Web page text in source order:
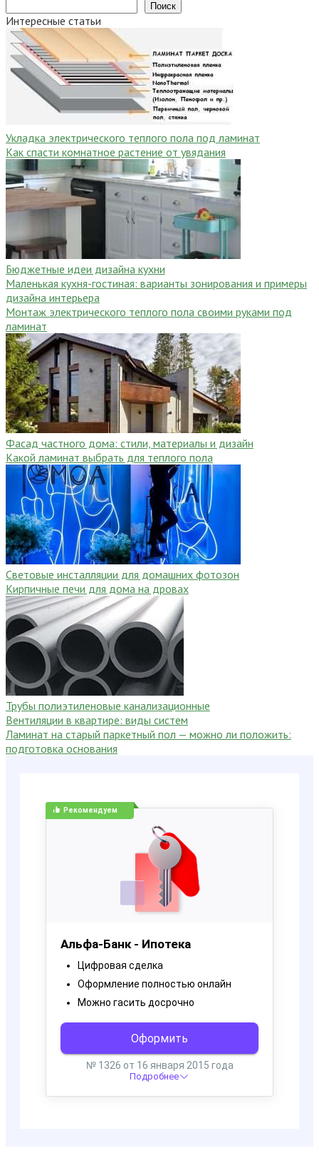
Поиск
Интересные статьи
Укладка электрического теплого пола под ламинат
Как спасти комнатное растение от увядания
Бюджетные идеи дизайна кухни
Маленькая кухня-гостиная: варианты зонирования и примеры
дизайна интерьера
Монтаж электрического теплого пола своими руками под
ламинат
Фасад частного дома: стили, материалы и дизайн
Какой ламинат выбрать для теплого пола
Световые инсталляции для домашних фотозон
Кирпичные печи для дома на дровах
Трубы полиэтиленовые канализационные
Вентиляции в квартире: виды систем
Ламинат на старый паркетный пол — можно ли положить:
подготовка основания